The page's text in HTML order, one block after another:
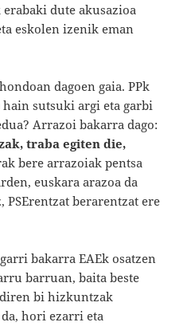
dute akusazioa
eskolen izenik eman
dagoen gaia. PPk
sutsuki argi eta garbi
Arrazoi bakarra dago:
traba egiten die,
bere arrazoiak pentsa
euskara arazoa da
PSErentzat berarentzat ere
bakarra EAEk osatzen
barruan, baita beste
bi hizkuntzak
hori ezarri eta